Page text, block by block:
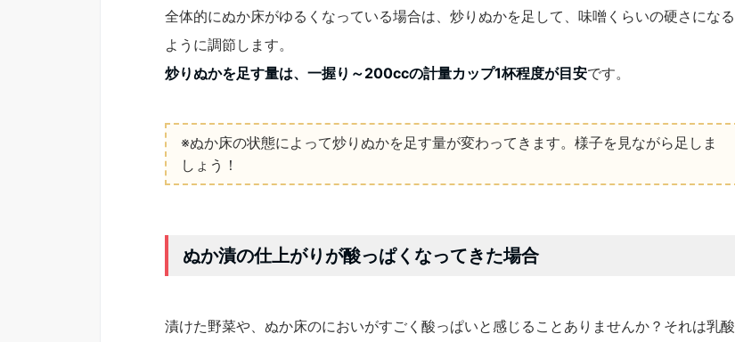
全体的にぬか床がゆるくなっている場合は、炒りぬかを足して、味噌くらいの硬さになる
ように調節します。
炒りぬかを足す量は、一握り～200ccの計量カップ1杯程度が目安です。
※ぬか床の状態によって炒りぬかを足す量が変わってきます。様子を見ながら足しま
しょう！
ぬか漬の仕上がりが酸っぱくなってきた場合
漬けた野菜や、ぬか床のにおいがすごく酸っぱいと感じることありませんか？それは乳酸